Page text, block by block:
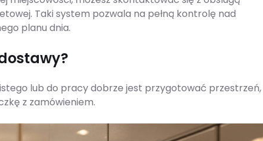
Taki system pozwala na pełną kontrolę nad
planu dnia.
lub do pracy dobrze jest przygotować przestrzeń,
z zamówieniem.